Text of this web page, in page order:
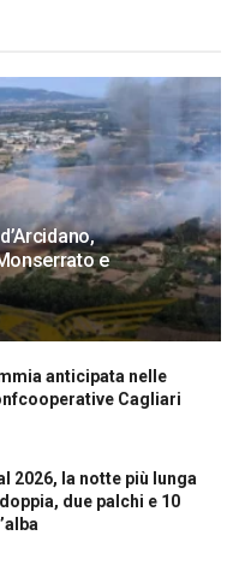
e
anticipata nelle
Cagliari
2026, la notte più lunga
due palchi e 10